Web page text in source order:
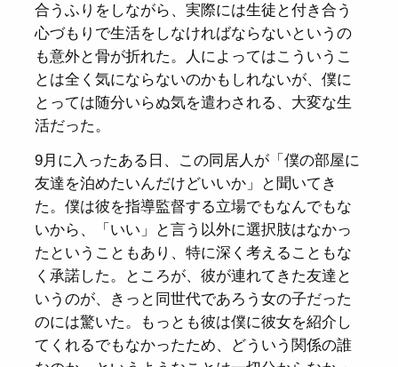
合うふりをしながら、実際には生徒と付き合う
心づもりで生活をしなければならないというの
も意外と骨が折れた。人によってはこういうこ
とは全く気にならないのかもしれないが、僕に
とっては随分いらぬ気を遣わされる、大変な生
活だった。
9月に入ったある日、この同居人が「僕の部屋に
友達を泊めたいんだけどいいか」と聞いてき
た。僕は彼を指導監督する立場でもなんでもな
いから、「いい」と言う以外に選択肢はなかっ
たということもあり、特に深く考えることもな
く承諾した。ところが、彼が連れてきた友達と
いうのが、きっと同世代であろう女の子だった
のには驚いた。もっとも彼は僕に彼女を紹介し
てくれるでもなかったため、どういう関係の誰